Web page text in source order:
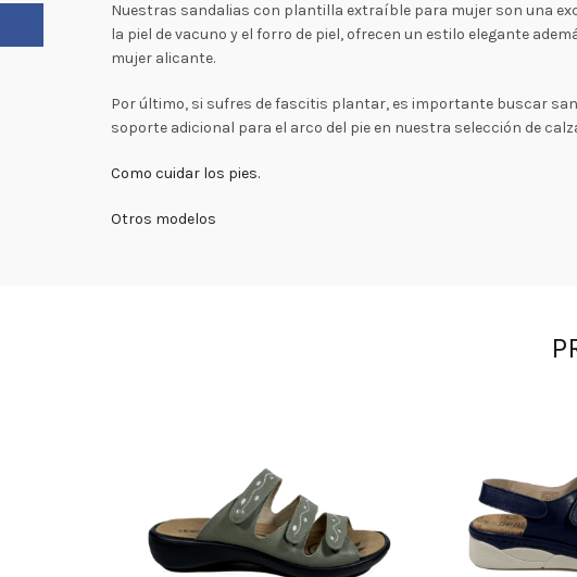
Nuestras sandalias con plantilla extraíble para mujer son una
la piel de vacuno y el forro de piel, ofrecen un estilo elegante
mujer alicante.
Por último, si sufres de fascitis plantar, es importante buscar
soporte adicional para el arco del pie en nuestra selección de
Como cuidar los pies.
Otros modelos